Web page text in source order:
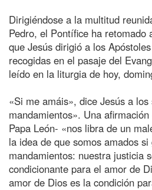
Dirigiéndose a la multitud
Pedro, el Pontífice ha retomado
que Jesús dirigió a los
recogidas en el pasaje del
leído en la liturgia de hoy,
«Si me amáis», dice Jesús a
mandamientos». Una
Papa León- «nos libra de un
la idea de que somos amados
mandamientos: nuestra justicia
condicionante para el amor de
amor de Dios es la condición